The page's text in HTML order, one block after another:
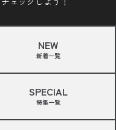
ェックしよう！
NEW
新着一覧
SPECIAL
特集一覧